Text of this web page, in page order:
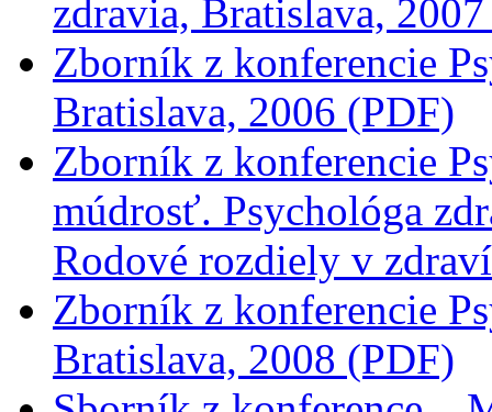
zdravia, Bratislava,
Zborník z konferencie
Bratislava, 2006 (PDF)
Zborník z konferencie
múdrosť. Psychológa
Rodové rozdiely v
Zborník z konferencie
Bratislava, 2008 (PDF)